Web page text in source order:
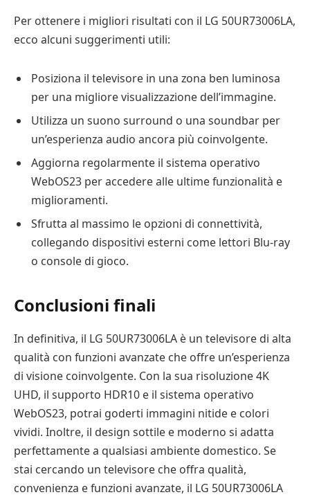
Per ottenere i migliori risultati con il LG 50UR73006LA,
ecco alcuni suggerimenti utili:
Posiziona il televisore in una zona ben luminosa
per una migliore visualizzazione dell’immagine.
Utilizza un suono surround o una soundbar per
un’esperienza audio ancora più coinvolgente.
Aggiorna regolarmente il sistema operativo
WebOS23 per accedere alle ultime funzionalità e
miglioramenti.
Sfrutta al massimo le opzioni di connettività,
collegando dispositivi esterni come lettori Blu-ray
o console di gioco.
Conclusioni finali
In definitiva, il LG 50UR73006LA è un televisore di alta
qualità con funzioni avanzate che offre un’esperienza
di visione coinvolgente. Con la sua risoluzione 4K
UHD, il supporto HDR10 e il sistema operativo
WebOS23, potrai goderti immagini nitide e colori
vividi. Inoltre, il design sottile e moderno si adatta
perfettamente a qualsiasi ambiente domestico. Se
stai cercando un televisore che offra qualità,
convenienza e funzioni avanzate, il LG 50UR73006LA